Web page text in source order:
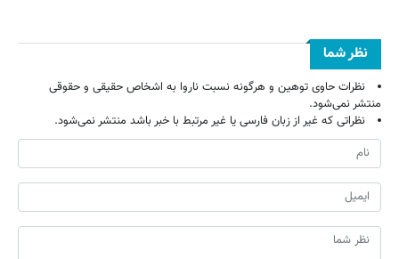
نظر شما
نظرات حاوی توهین و هرگونه نسبت ناروا به اشخاص حقیقی و حقوقی
منتشر نمی‌شود.
نظراتی که غیر از زبان فارسی یا غیر مرتبط با خبر باشد منتشر نمی‌شود.